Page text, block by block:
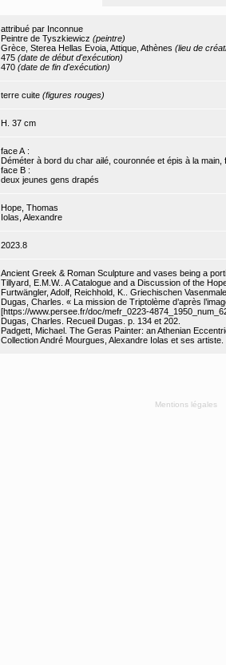
attribué par Inconnue
Peintre de Tyszkiewicz (peintre)
Grèce, Sterea Hellas Evoia, Attique, Athènes (lieu de
475 (date de début d'exécution)
470 (date de fin d'exécution)
terre cuite (figures rouges)
H. 37 cm
face A :
Déméter à bord du char ailé, couronnée et épis à la
face B :
deux jeunes gens drapés
Hope, Thomas
Iolas, Alexandre
2023.8
Ancient Greek & Roman Sculpture and vases being a
Tillyard, E.M.W.. A Catalogue and a Discussion of the
Furtwängler, Adolf, Reichhold, K.. Griechischen
Dugas, Charles. « La mission de Triptolème d’après
[https://www.persee.fr/doc/mefr_0223-
Dugas, Charles. Recueil Dugas. p. 134 et 202.
Padgett, Michael. The Geras Painter: an Athenian
Collection André Mourgues, Alexandre Iolas et ses artiste.
Mentions légales